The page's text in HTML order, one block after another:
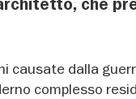
che
causate dalla
complesso